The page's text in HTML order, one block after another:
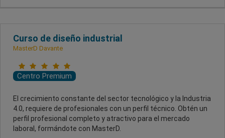
Curso de diseño industrial
MasterD Davante
Centro Premium
El crecimiento constante del sector tecnológico y la Industria
4.0, requiere de profesionales con un perfil técnico. Obtén un
perfil profesional completo y atractivo para el mercado
laboral, formándote con MasterD.